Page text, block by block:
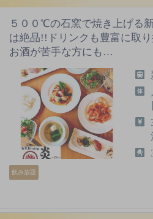
５００℃の石窯で焼き上げる
は絶品!!ドリンクも豊富に取り
お酒が苦手な方にも…
飲み放題